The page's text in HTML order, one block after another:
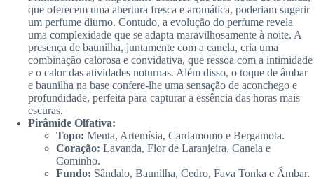
que oferecem uma abertura fresca e aromática, poderiam sugerir
um perfume diurno. Contudo, a evolução do perfume revela
uma complexidade que se adapta maravilhosamente à noite. A
presença de baunilha, juntamente com a canela, cria uma
combinação calorosa e convidativa, que ressoa com a intimidade
e o calor das atividades noturnas. Além disso, o toque de âmbar
e baunilha na base confere-lhe uma sensação de aconchego e
profundidade, perfeita para capturar a essência das horas mais
escuras.
Pirâmide Olfativa:
Topo: Menta, Artemísia, Cardamomo e Bergamota.
Coração: Lavanda, Flor de Laranjeira, Canela e
Cominho.
Fundo: Sândalo, Baunilha, Cedro, Fava Tonka e Âmbar.